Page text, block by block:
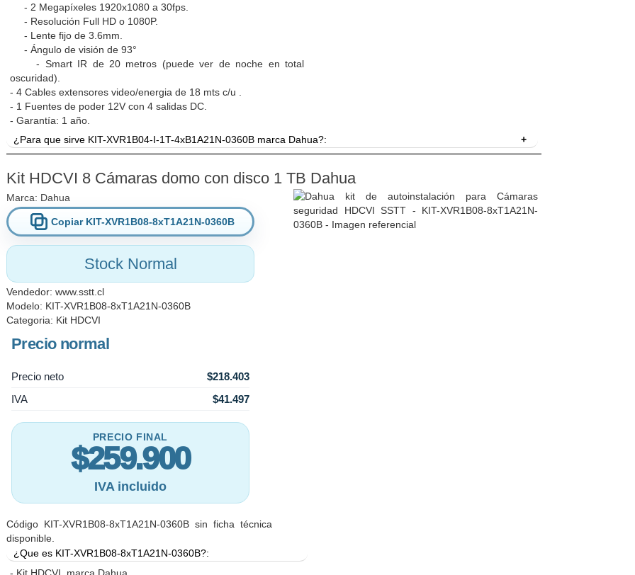
- 2 Megapíxeles 1920x1080 a 30fps.
- Resolución Full HD o 1080P.
- Lente fijo de 3.6mm.
- Ángulo de visión de 93°
- Smart IR de 20 metros (puede ver de noche en total
oscuridad).
- 4 Cables extensores video/energia de 18 mts c/u .
- 1 Fuentes de poder 12V con 4 salidas DC.
- Garantía: 1 año.
¿Para que sirve KIT-XVR1B04-I-1T-4xB1A21N-0360B marca Dahua?:
interiores. El grabador posee inteligencia artificial, discriminando entre humanos y vehículos para la detonación de
Kit HDCVI 8 Cámaras domo con disco 1 TB Dahua
Marca: Dahua
Copiar KIT-XVR1B08-8xT1A21N-0360B
Stock Normal
Vendedor: www.sstt.cl
Modelo: KIT-XVR1B08-8xT1A21N-0360B
Categoria: Kit HDCVI
Precio normal
Precio neto
$218.403
IVA
$41.497
PRECIO FINAL
$259.900
IVA incluido
Código KIT-XVR1B08-8xT1A21N-0360B sin ficha técnica
disponible.
¿Que es KIT-XVR1B08-8xT1A21N-0360B?: